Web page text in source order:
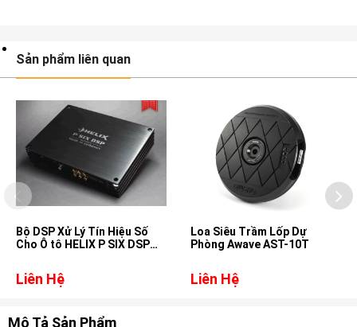
Sản phẩm liên quan
Bộ DSP Xử Lý Tín Hiệu Số
Cho Ô tô HELIX P SIX DSP
Liên Hệ
Loa Siêu Trầm Lốp Dự
Phòng Awave AST-10T
Liên Hệ
Mô Tả Sản Phẩm